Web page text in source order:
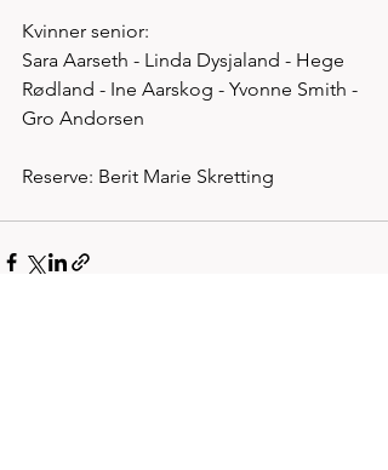
Kvinner senior:
Sara Aarseth - Linda Dysjaland - Hege
Rødland - Ine Aarskog - Yvonne Smith -
Gro Andorsen
Reserve: Berit Marie Skretting